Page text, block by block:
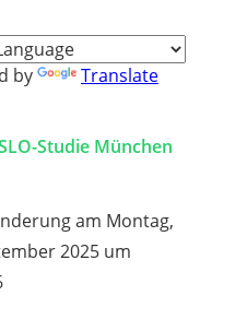
by Translate
Studie München
am Montag,
2025 um